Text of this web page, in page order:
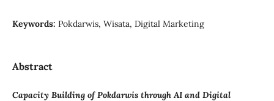
Keywords: Pokdarwis, Wisata, Digital Marketing
Abstract
Capacity Building of Pokdarwis through AI and Digital